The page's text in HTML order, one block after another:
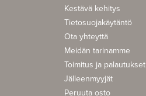
Kestävä kehitys
Tietosuojakäytäntö
Ota yhteyttä
Meidän tarinamme
Toimitus ja palautukset
Jälleenmyyjät
Peruuta osto